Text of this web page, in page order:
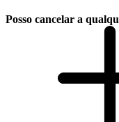
Posso cancelar a